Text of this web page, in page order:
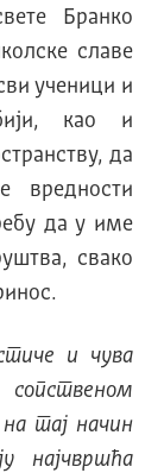
Бранко
славе
ученици и
као и
да
вредности
да у име
свако
и чува
тај начин
најчвршћа